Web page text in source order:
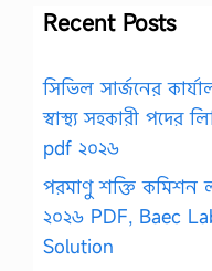
Recent Posts
সিভিল সার্জনের
স্বাস্থ্য সহকারী পদের
pdf ২০২৬
পরমাণু শক্তি কমিশন
২০২৬ PDF, Baec
Solution